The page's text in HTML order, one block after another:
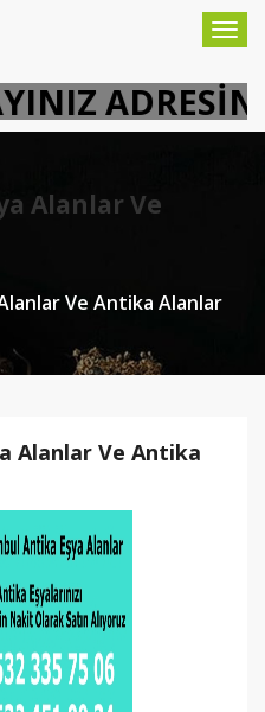
Alanlar Ve
Ve Antika Alanlar
Alanlar Ve Antika